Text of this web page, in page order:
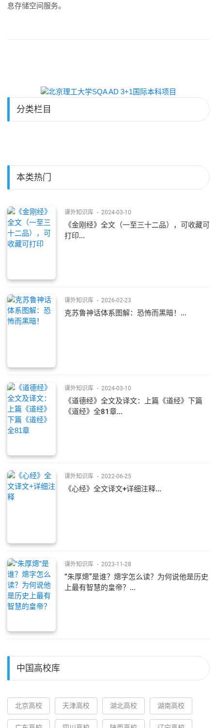
息存储空间服务。
分类栏目
本类热门
课外知识库 - 2024-03-10
《金刚经》全文（一至三十二品），可收藏可
打印...
课外知识库 - 2026-02-23
克苏鲁神话体系图解：恐怖而黑暗！...
课外知识库 - 2024-03-10
《道德经》全文及译文：上篇《道经》下篇
《道经》全81章...
课外知识库 - 2022-06-25
《心经》全文译文+详细注释...
课外知识库 - 2023-11-28
“朱厚熜”是谁？熜字怎么读？为何说他是历史
上最有智慧的皇帝？...
中国高校库
北京高校 天津高校 湖北高校 湖南高校